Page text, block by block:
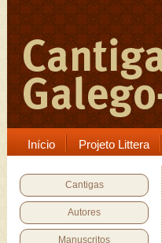
Início Projeto Littera
Cantigas
Autores
Manuscritos